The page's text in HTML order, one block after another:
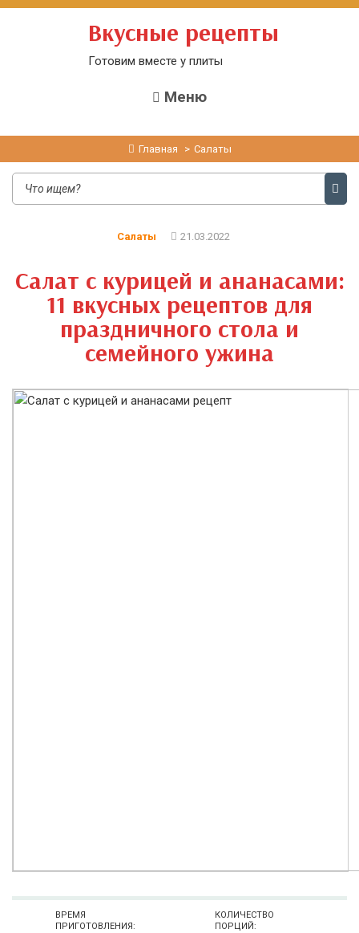
Вкусные рецепты
Готовим вместе у плиты
Меню
Главная Салаты
Салаты 21.03.2022
Салат с курицей и ананасами:
11 вкусных рецептов для
праздничного стола и
семейного ужина
ВРЕМЯ
ПРИГОТОВЛЕНИЯ:
КОЛИЧЕСТВО
ПОРЦИЙ: